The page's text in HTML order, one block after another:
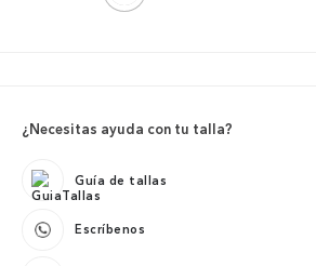
¿Necesitas ayuda con tu talla?
Guía de tallas
Escríbenos